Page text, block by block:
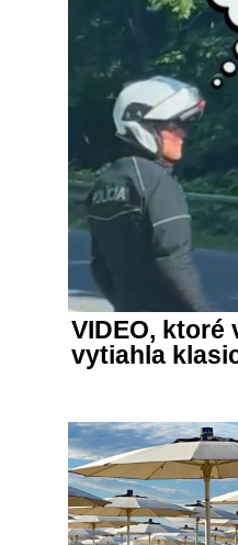
VIDEO, ktoré
vytiahla